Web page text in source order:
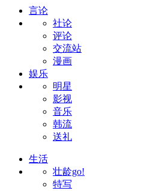
言论
社论
评论
交流站
漫画
娱乐
明星
影视
音乐
韩流
送礼
生活
壮龄go!
特写